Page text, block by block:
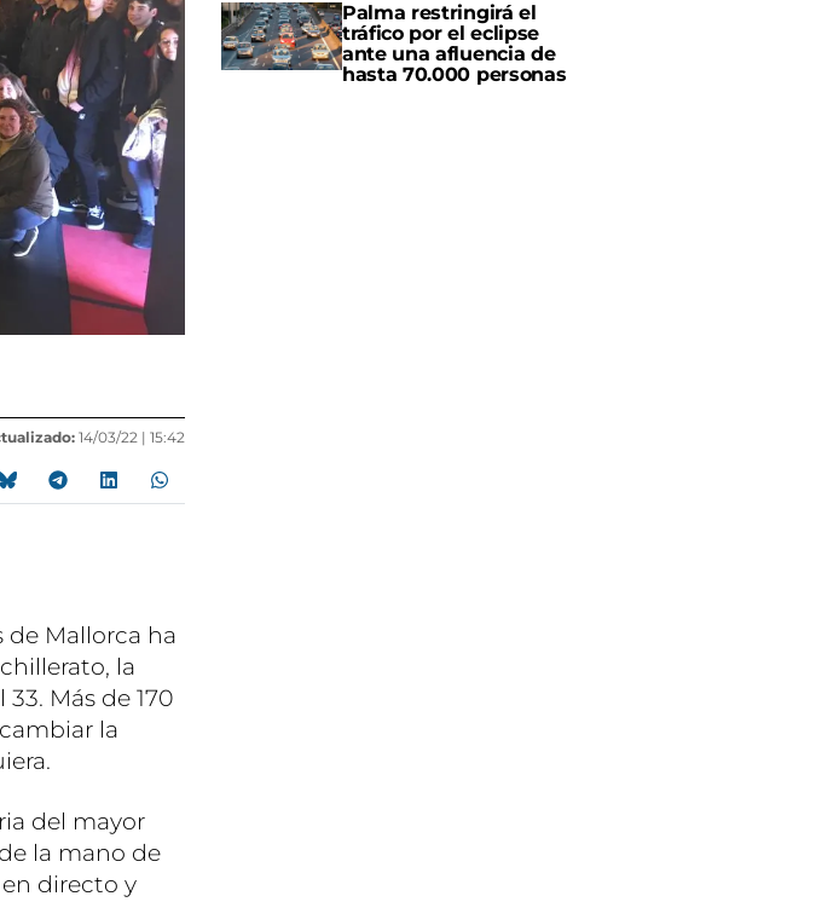
14/03/22 | 15:42
de Mallorca ha
la
Más de 170
la
del mayor
la mano de
directo y
Palma restringirá el
tráfico por el eclipse
ante una afluencia de
hasta 70.000 personas